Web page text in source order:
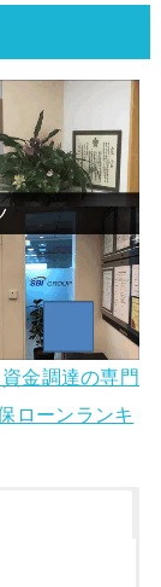
金調達の専門
ローンランキ